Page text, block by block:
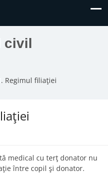
civil
Regimul filiaţiei
medical cu terţ donator nu
între copil şi donator.